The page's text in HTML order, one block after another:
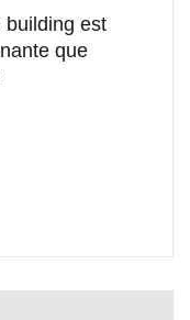
building est
que